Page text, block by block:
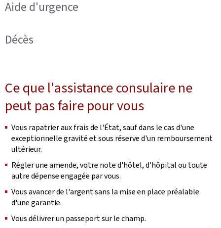
Aide d'urgence
Décès
Ce que l'assistance consulaire ne
peut pas faire pour vous
Vous rapatrier aux frais de l'État, sauf dans le cas d'une
exceptionnelle gravité et sous réserve d'un remboursement
ultérieur.
Régler une amende, votre note d'hôtel, d'hôpital ou toute
autre dépense engagée par vous.
Vous avancer de l'argent sans la mise en place préalable
d'une garantie.
Vous délivrer un passeport sur le champ.